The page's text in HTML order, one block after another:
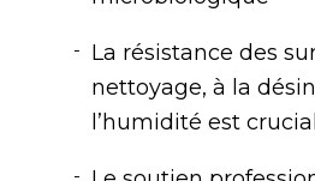
La résistance des
nettoyage, à la
l’humidité est